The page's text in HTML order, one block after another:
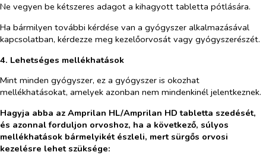
Ne vegyen be kétszeres adagot a kihagyott tabletta pótlására.
Ha bármilyen további kérdése van a gyógyszer alkalmazásával
kapcsolatban, kérdezze meg kezelőorvosát vagy gyógyszerészét.
4. Lehetséges mellékhatások
Mint minden gyógyszer, ez a gyógyszer is okozhat
mellékhatásokat, amelyek azonban nem mindenkinél jelentkeznek.
Hagyja abba az Amprilan HL/Amprilan HD tabletta szedését,
és azonnal forduljon orvoshoz, ha a következő, súlyos
mellékhatások bármelyikét észleli, mert sürgős orvosi
kezelésre lehet szüksége: